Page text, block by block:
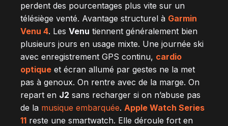
perdent des pourcentages plus vite sur un
télésiège venté. Avantage structurel à Garmin
Venu 4. Les Venu tiennent généralement bien
plusieurs jours en usage mixte. Une journée ski
avec enregistrement GPS continu, cardio
optique et écran allumé par gestes ne la met
pas à genoux. On rentre avec de la marge. On
repart en J2 sans recharger si on n’abuse pas
de la musique embarquée. Apple Watch Series
11 reste une smartwatch. Elle déroule fort en